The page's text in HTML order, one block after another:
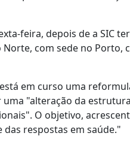
feira, depois de a SIC ter
com sede no Porto,
em curso uma
uma "alteração da estrutura
O objetivo,
respostas em saúde."